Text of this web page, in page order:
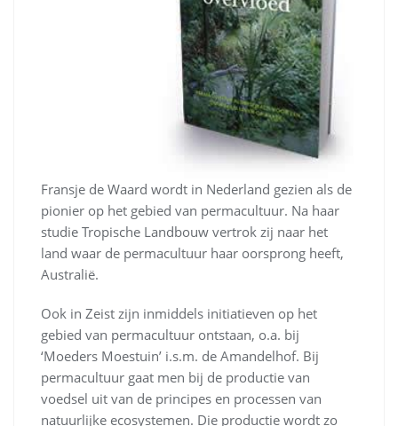
Fransje de Waard wordt in Nederland gezien als de
pionier op het gebied van permacultuur. Na haar
studie Tropische Landbouw vertrok zij naar het
land waar de permacultuur haar oorsprong heeft,
Australië.
Ook in Zeist zijn inmiddels initiatieven op het
gebied van permacultuur ontstaan, o.a. bij
‘Moeders Moestuin’ i.s.m. de Amandelhof. Bij
permacultuur gaat men bij de productie van
voedsel uit van de principes en processen van
natuurlijke ecosystemen. Die productie wordt zo